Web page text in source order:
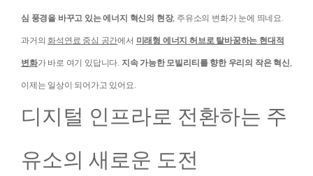
심 풍경을 바꾸고 있는 에너지 혁신의 현장, 주유소의 변화가 눈에 띄네요.
과거의화석연료 중심 공간에서 미래형 에너지 허브로 탈바꿈하는 현대적
변화가 바로 여기 있답니다. 지속 가능한 모빌리티를 향한 우리의 작은 혁신,
이제는 일상이 되어가고 있어요.
디지털 인프라로 전환하는 주
유소의 새로운 도전